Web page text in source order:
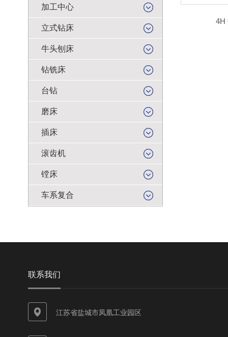
加工中心
立式钻床
牛头刨床
钻铣床
台钻
磨床
插床
滚齿机
镗床
车系复合
4H
联系我们
江苏省盐城市凤凰工业园区